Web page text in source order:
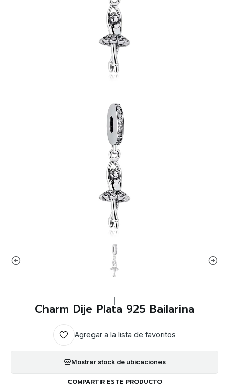
Charm Dije Plata 925 Bailarina
Agregar a la lista de favoritos
Mostrar stock de ubicaciones
COMPARTIR ESTE PRODUCTO